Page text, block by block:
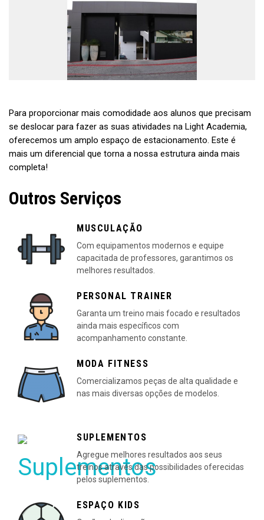
Para proporcionar mais comodidade aos alunos que precisam
se deslocar para fazer as suas atividades na Light Academia,
oferecemos um amplo espaço de estacionamento. Este é
mais um diferencial que torna a nossa estrutura ainda mais
completa!
Outros Serviços
MUSCULAÇÃO
Com equipamentos modernos e equipe
capacitada de professores, garantimos os
melhores resultados.
PERSONAL TRAINER
Garanta um treino mais focado e resultados
ainda mais específicos com
acompanhamento constante.
MODA FITNESS
Comercializamos peças de alta qualidade e
nas mais diversas opções de modelos.
SUPLEMENTOS
Agregue melhores resultados aos seus
treinos através das possibilidades oferecidas
pelos suplementos.
ESPAÇO KIDS